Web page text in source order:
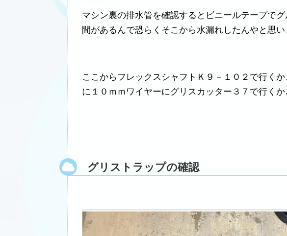
マシン裏の排水管を確認するとビニールテープで
間があるんで恐らくそこから水漏れしたんやと思い
ここからフレックスシャフトＫ９－１０２で行く
に１０ｍｍワイヤーにグリスカッター３７で行くか
グリストラップの確認